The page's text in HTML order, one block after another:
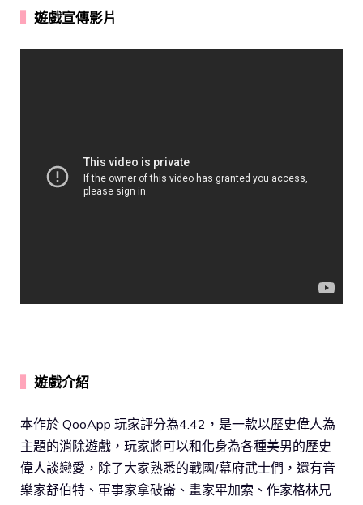
遊戲宣傳影片
遊戲介紹
本作於 QooApp 玩家評分為4.42，是一款以歷史偉人為
主題的消除遊戲，玩家將可以和化身為各種美男的歷史
偉人談戀愛，除了大家熟悉的戰國/幕府武士們，還有音
樂家舒伯特、軍事家拿破崙、畫家畢加索、作家格林兄